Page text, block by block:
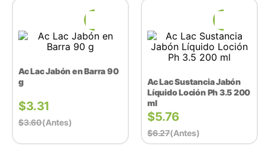
Ac Lac Jabón en Barra 90
g
$3.31
$3.60(antes)
Ac Lac Sustancia Jabón
Líquido Loción Ph 3.5 200
ml
$5.76
$6.27(antes)